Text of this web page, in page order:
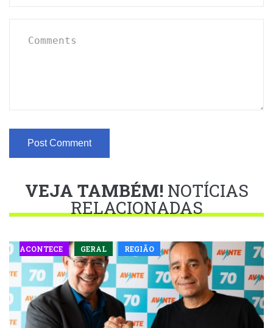
VEJA TAMBÉM! NOTÍCIAS
RELACIONADAS
ACONTECE GERAL REGIÃO